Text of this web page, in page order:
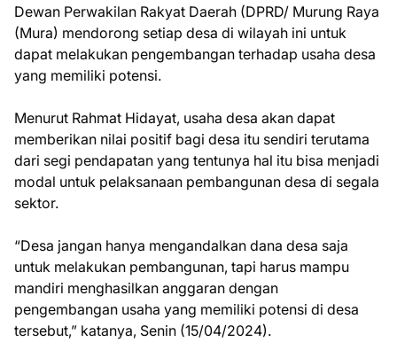
Dewan Perwakilan Rakyat Daerah (DPRD/ Murung Raya
(Mura) mendorong setiap desa di wilayah ini untuk
dapat melakukan pengembangan terhadap usaha desa
yang memiliki potensi.
Menurut Rahmat Hidayat, usaha desa akan dapat
memberikan nilai positif bagi desa itu sendiri terutama
dari segi pendapatan yang tentunya hal itu bisa menjadi
modal untuk pelaksanaan pembangunan desa di segala
sektor.
“Desa jangan hanya mengandalkan dana desa saja
untuk melakukan pembangunan, tapi harus mampu
mandiri menghasilkan anggaran dengan
pengembangan usaha yang memiliki potensi di desa
tersebut,” katanya, Senin (15/04/2024).